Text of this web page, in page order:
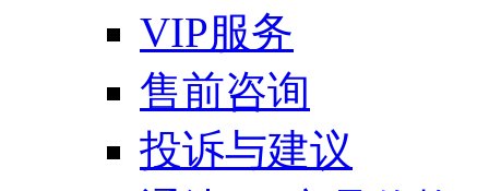
VIP服务
售前咨询
投诉与建议